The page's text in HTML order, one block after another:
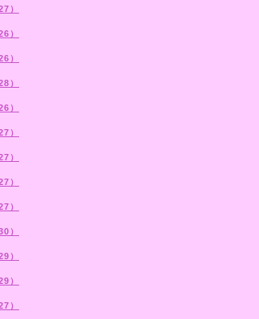
）
）
）
）
）
）
）
）
）
）
）
）
）